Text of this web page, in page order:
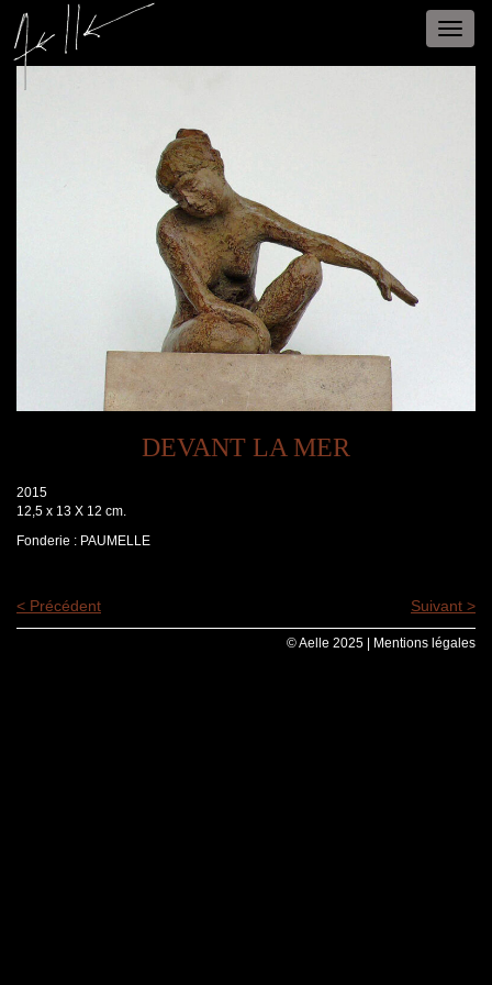
Toggle
DEVANT LA MER
2015
12,5 x 13 X 12 cm.
Fonderie : PAUMELLE
< Précédent Suivant >
© Aelle 2025 | Mentions légales